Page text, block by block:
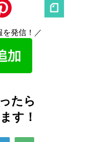
を発信！／
たら
す！